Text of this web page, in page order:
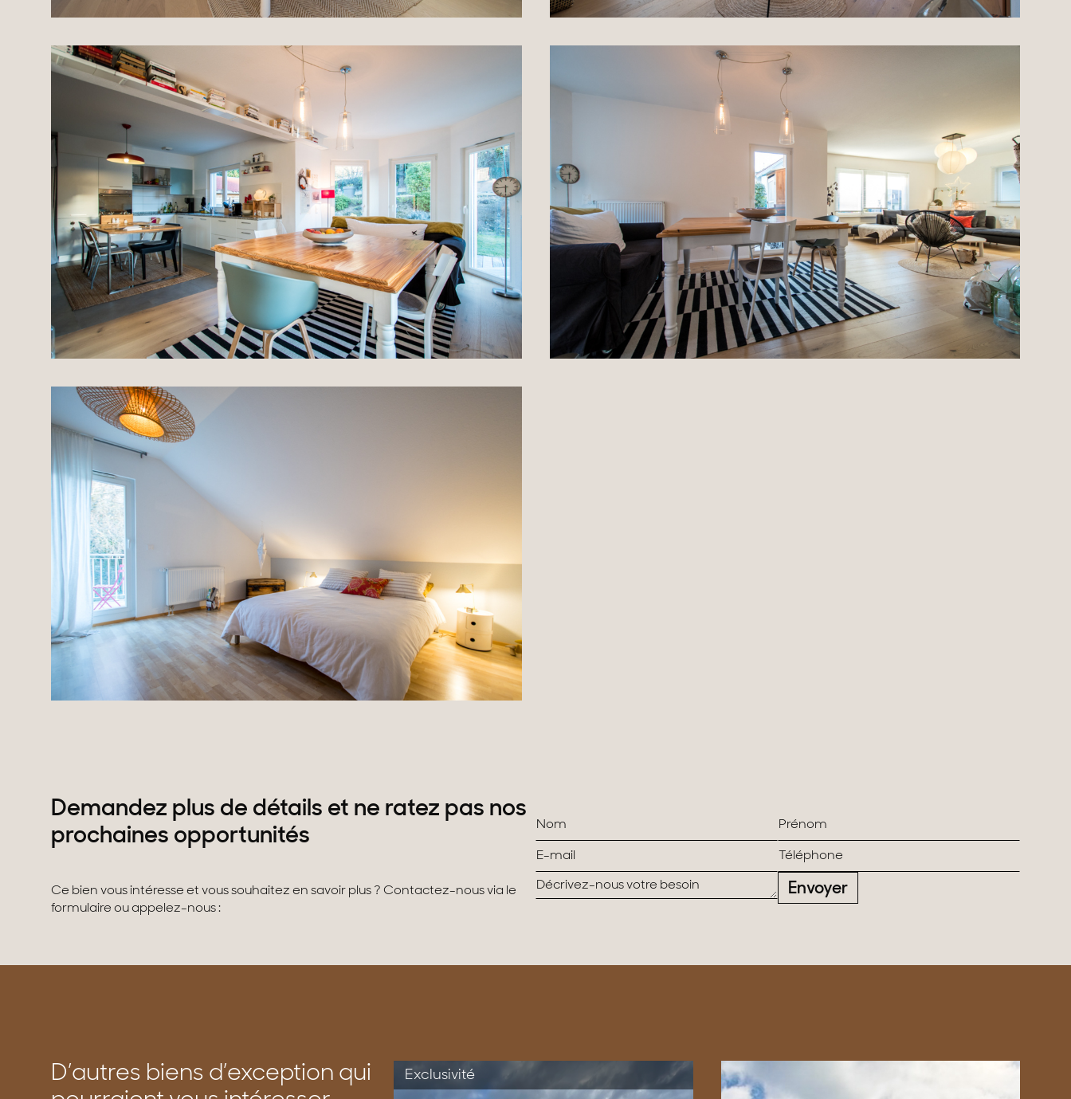
Demandez plus de détails et ne ratez pas nos
prochaines opportunités
Ce bien vous intéresse et vous souhaitez en savoir plus ? Contactez-nous via le
formulaire ou appelez-nous :
Envoyer
D’autres biens d’exception qui
Exclusivité